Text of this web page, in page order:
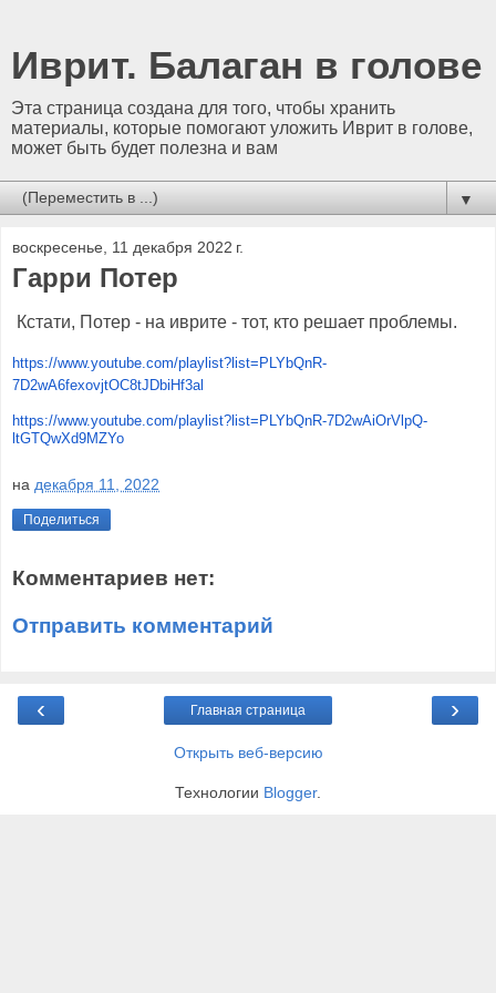
Иврит. Балаган в голове
Эта страница создана для того, чтобы хранить
материалы, которые помогают уложить Иврит в голове,
может быть будет полезна и вам
▼
воскресенье, 11 декабря 2022 г.
Гарри Потер
Кстати, Потер - на иврите - тот, кто решает проблемы.
https://www.youtube.com/playlist?list=PLYbQnR-
7D2wA6fexovjtOC8tJDbiHf3al
https://www.youtube.com/playlist?list=PLYbQnR-7D2wAiOrVlpQ-
ltGTQwXd9MZYo
на декабря 11, 2022
Поделиться
Комментариев нет:
Отправить комментарий
‹ ›
Главная страница
Открыть веб-версию
Технологии Blogger.